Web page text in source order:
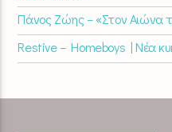
Πάνος Ζώης – «Στον Αιώνα
Restive – Homeboys | Νέα